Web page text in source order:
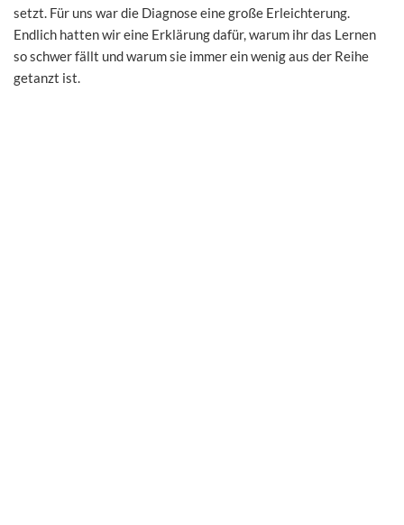
setzt. Für uns war die Diagnose eine große Erleichterung.
Endlich hatten wir eine Erklärung dafür, warum ihr das Lernen
so schwer fällt und warum sie immer ein wenig aus der Reihe
getanzt ist.